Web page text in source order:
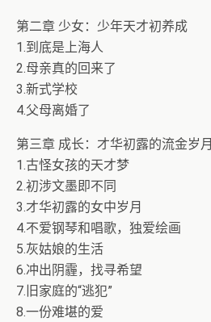
第二章 少女：少年天才初养成
1.到底是上海人
2.母亲真的回来了
3.新式学校
4.父母离婚了
第三章 成长：才华初露的流金岁月
1.古怪女孩的天才梦
2.初涉文墨即不同
3.才华初露的女中岁月
4.不爱钢琴和唱歌，独爱绘画
5.灰姑娘的生活
6.冲出阴霾，找寻希望
7.旧家庭的“逃犯”
8.一份难堪的爱